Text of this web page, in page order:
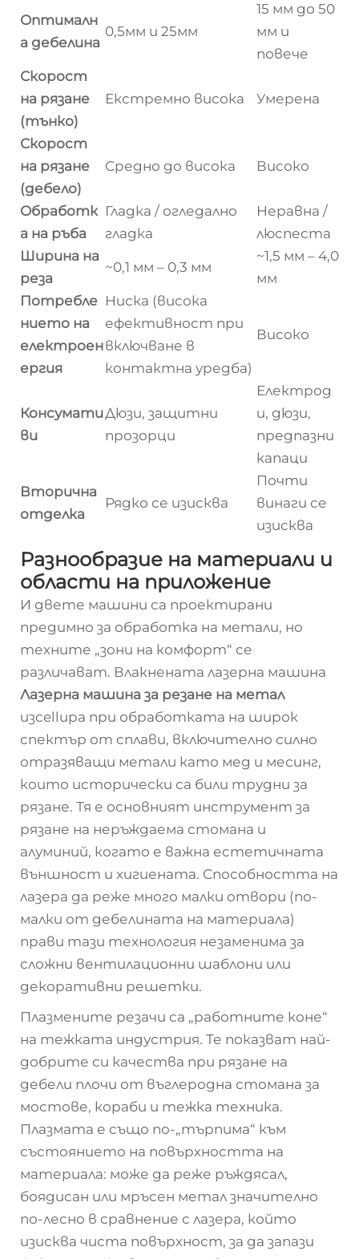
Оптималн
а дебелина
0,5мм и 25мм
15 мм до 50
мм и
повече
Скорост
на рязане
(тънко)
Екстремно висока Умерена
Скорост
на рязане
(дебело)
Средно до висока Високо
Обработк
а на ръба
Гладка / огледално
гладка
Неравна /
люспеста
Ширина на
реза
~0,1 мм – 0,3 мм
~1,5 мм – 4,0
мм
Потребле
нието на
електроен
ергия
Ниска (висока
ефективност при
включване в
контактна уредба)
Високо
Консумати
ви
Дюзи, защитни
прозорци
Електрод
и, дюзи,
предпазни
капаци
Вторична
отделка
Рядко се изисква
Почти
винаги се
изисква
Разнообразие на материали и
области на приложение
И двете машини са проектирани
предимно за обработка на метали, но
техните „зони на комфорт“ се
различават. Влакнената лазерна машина
Лазерна машина за резане на метал
изcellира при обработката на широк
спектър от сплави, включително силно
отразяващи метали като мед и месинг,
които исторически са били трудни за
рязане. Тя е основният инструмент за
рязане на неръждаема стомана и
алуминий, когато е важна естетичната
външност и хигиената. Способността на
лазера да реже много малки отвори (по-
малки от дебелината на материала)
прави тази технология незаменима за
сложни вентилационни шаблони или
декоративни решетки.
Плазмените резачи са „работните коне“
на тежката индустрия. Те показват най-
добрите си качества при рязане на
дебели плочи от въглеродна стомана за
мостове, кораби и тежка техника.
Плазмата е също по-„търпима“ към
състоянието на повърхността на
материала: може да реже ръждясал,
боядисан или мръсен метал значително
по-лесно в сравнение с лазера, който
изисква чиста повърхност, за да запази